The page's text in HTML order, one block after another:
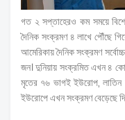
গত ২ সপ্তাহেরও কম সময়ে
দৈনিক সংক্রমণ ৪ লাখে পৌঁছে
আমেরিকায় দৈনিক সংক্রমণ
জন। দুনিয়ায় সংক্রমিত এখন ৪
মৃতের ৭৬ ভাগই ইউরোপ,
ইউরোপে এখন সংক্রমণ বেড়েছে